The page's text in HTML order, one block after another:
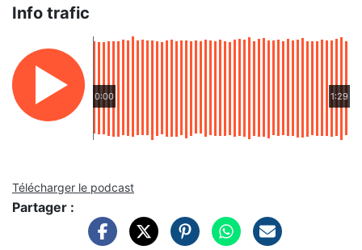
Info trafic
0:00 1:29
Télécharger le podcast
Partager :